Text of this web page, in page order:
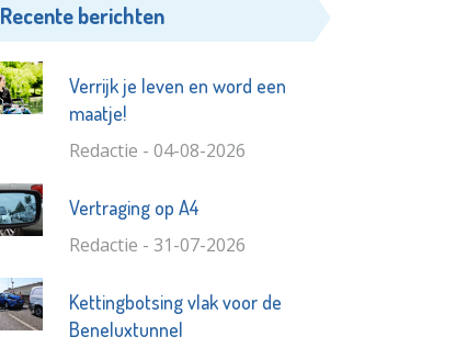
Recente berichten
Verrijk je leven en word een
maatje!
Redactie - 04-08-2026
Vertraging op A4
Redactie - 31-07-2026
Kettingbotsing vlak voor de
Beneluxtunnel